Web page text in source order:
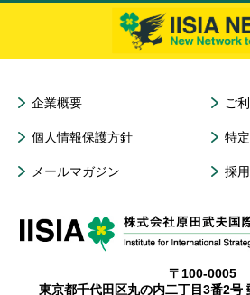
企業概要 ご
個人情報保護方針 特
メールマガジン 採
〒100-0005
東京都千代田区丸の内二丁目3番2号